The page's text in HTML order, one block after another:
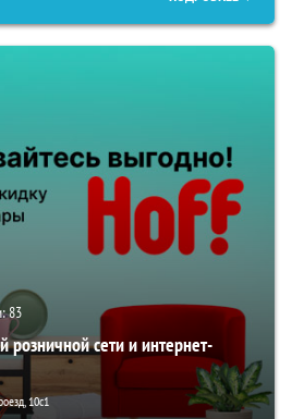
83
сети и интернет-
10с1